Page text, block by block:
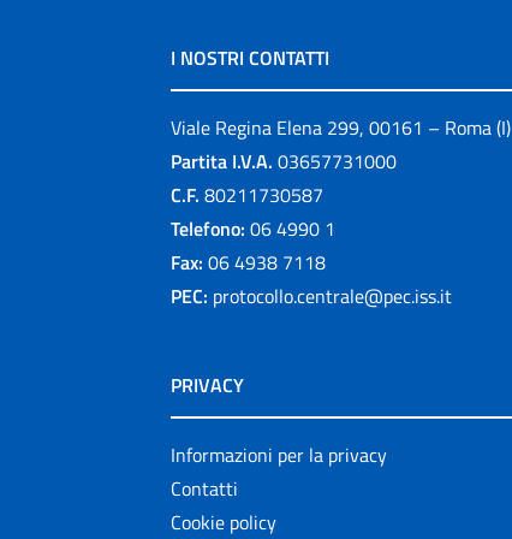
I NOSTRI CONTATTI
Viale Regina Elena 299, 00161 – Roma (I)
Partita I.V.A. 03657731000
C.F. 80211730587
Telefono: 06 4990 1
Fax: 06 4938 7118
PEC: protocollo.centrale@pec.iss.it
PRIVACY
Informazioni per la privacy
Contatti
Cookie policy